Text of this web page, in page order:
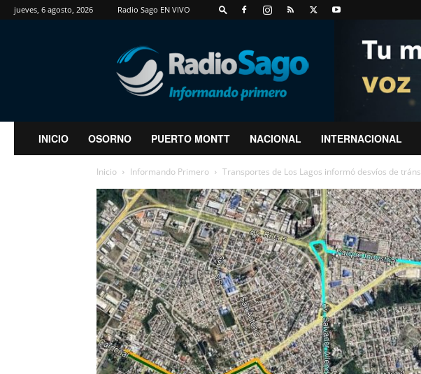
jueves, 6 agosto, 2026 Radio Sago EN VIVO
RadioSago
INICIO OSORNO PUERTO MONTT NACIONAL INTERNACIONAL
Inicio Informando Primero Transportes de Los Lagos informó desvíos de